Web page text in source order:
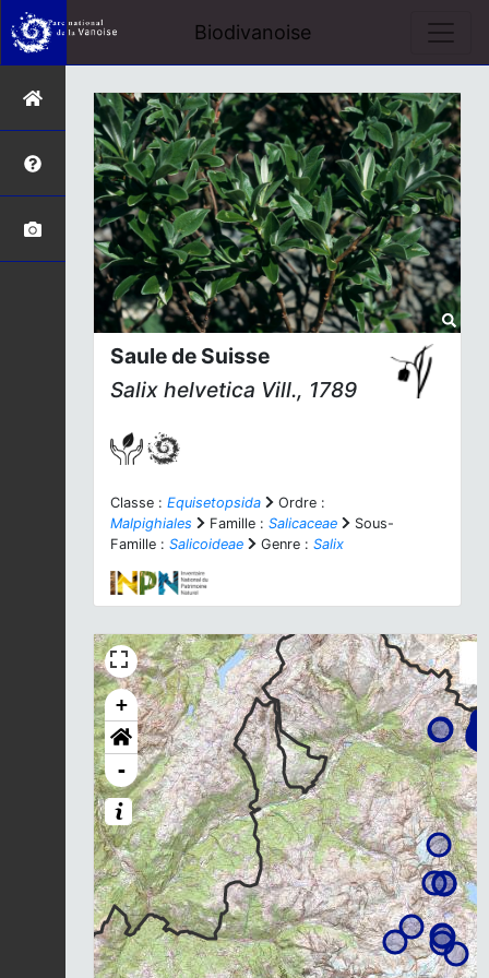
Biodivanoise
Saule de Suisse
Salix helvetica Vill., 1789
Classe : Equisetopsida
Ordre :
Malpighiales
Famille : Salicaceae
Sous-
Famille : Salicoideae Genre : Salix
+
-